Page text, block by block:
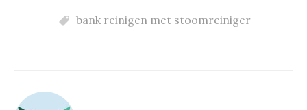
bank reinigen met stoomreiniger